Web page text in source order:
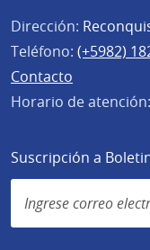
Dirección:
Teléfono: (+5982)
Contacto
Horario de atención:
Suscripción a
Simplenews
subscription